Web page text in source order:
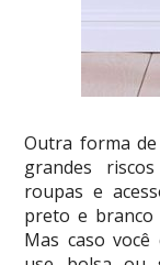
Outra forma
grandes
roupas e
preto e branco
Mas caso